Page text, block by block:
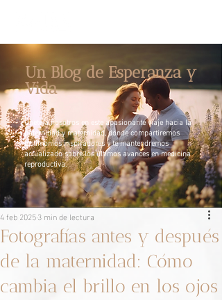
Un Blog de Esperanza y
Vida
Únete a nosotros en este apasionante viaje hacia la
paternidad y maternidad, donde compartiremos
testimonios inspiradores y te mantendremos
actualizado sobre los últimos avances en medicina
reproductiva.
Fotografías antes y después
de la maternidad: Cómo
cambia el brillo en los ojos
4 feb 20253 min de lectura